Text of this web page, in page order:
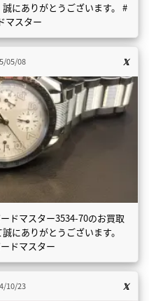
にありがとうございます。 #
マスター
05/08
ドマスター3534-70のお買取
にありがとうございます。
ドマスター
10/23